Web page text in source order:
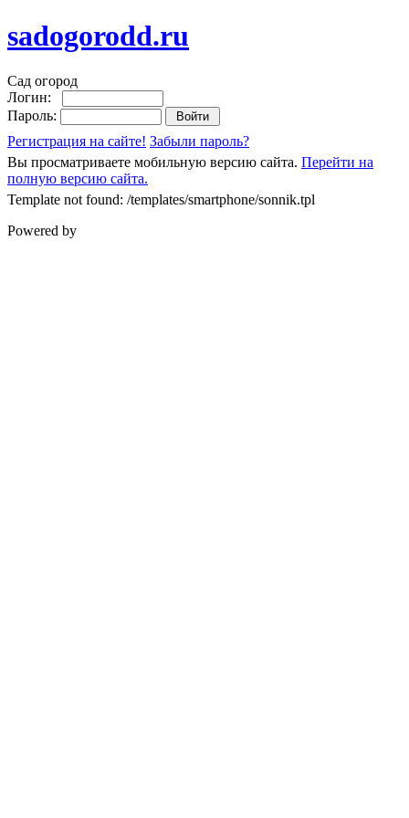
sadogorodd.ru
Сад огород
Логин:
Пароль:
Регистрация на сайте! Забыли пароль?
Вы просматриваете мобильную версию сайта. Перейти на
полную версию сайта.
Template not found: /templates/smartphone/sonnik.tpl
Powered by